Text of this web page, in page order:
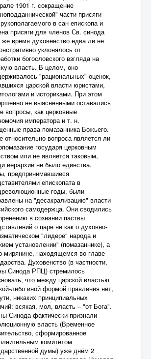
1901 г. сокращение
части присяги
в сан епископа и
присяги для членов Св. синода
же время духовенство едва ли не
уклонялось от
богословского взгляда на
власть. В целом, оно
"рациональных" оценок,
царской власти юристами,
и историками. При этом
не выясненными оставались
вопросы, как церковные
императора и т. н.
права помазанника Божьего.
относительно вопроса является ли
государя церковным
или не является таковым,
иерархии не было единства.
предпринимавшиеся
епископата в
годы, были
на "десакрализацию" власти
самодержца. Они сводились
в сознании паствы
о царе не как о духовно-
"лидере" народа и
установлении" (помазаннике), а
мирянине, находящемся во главе
Духовенство (в частности,
Синода РПЦ) стремилось
что между царской властью
либо иной формой правления нет,
никаких принципиальных
всякая, мол, власть – "от Бога".
Синода фактически признали
власть (Временное
сформированное
комитетом
думы) уже днём 2